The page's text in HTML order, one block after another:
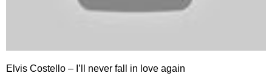
Elvis Costello – I’ll never fall in love again